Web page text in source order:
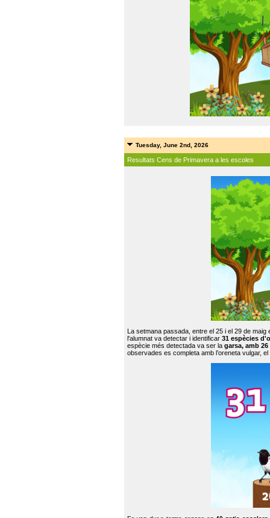
Tuesday, June 2nd, 2026
Resultats Cens de Primavera a les escoles
La setmana passada, entre el 25 i el 29 de
l'alumnat va detectar i identificar 31 espècies
espècie més detectada va ser la garsa, amb
observades es completa amb l’oreneta vulgar,